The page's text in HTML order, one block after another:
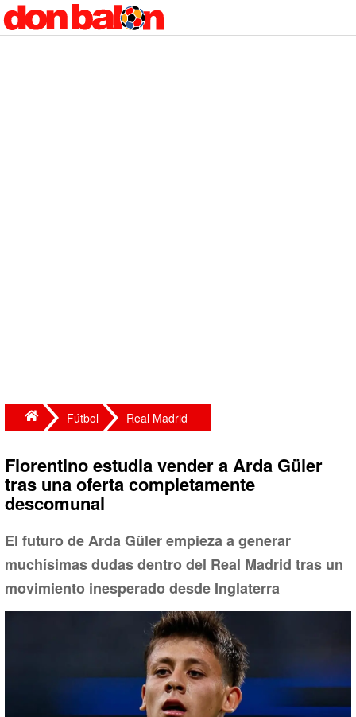
Fútbol Real Madrid
Florentino estudia vender a Arda Güler
tras una oferta completamente
descomunal
El futuro de Arda Güler empieza a generar
muchísimas dudas dentro del Real Madrid tras un
movimiento inesperado desde Inglaterra